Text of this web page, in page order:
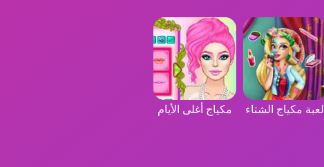
لعبة مكياج الشتاء مكياج أغلى الأيام